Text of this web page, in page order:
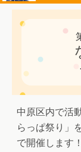
中原区内で活
らっぱ祭り」
で開催します